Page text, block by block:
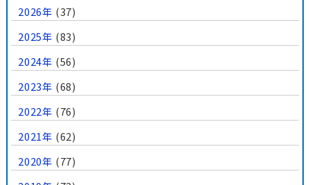
2026年 (37)
2025年 (83)
2024年 (56)
2023年 (68)
2022年 (76)
2021年 (62)
2020年 (77)